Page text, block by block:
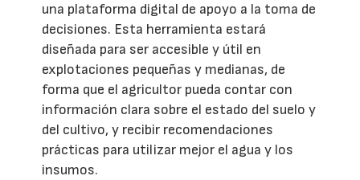
una plataforma digital de apoyo a la toma de
decisiones. Esta herramienta estará
diseñada para ser accesible y útil en
explotaciones pequeñas y medianas, de
forma que el agricultor pueda contar con
información clara sobre el estado del suelo y
del cultivo, y recibir recomendaciones
prácticas para utilizar mejor el agua y los
insumos.